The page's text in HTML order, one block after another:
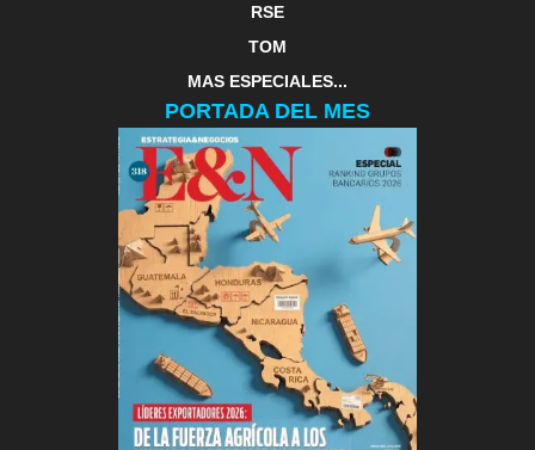
RSE
TOM
MAS ESPECIALES...
PORTADA DEL MES